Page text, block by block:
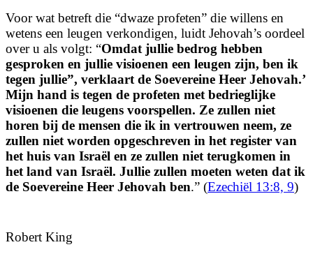
Voor wat betreft die “dwaze profeten” die willens en
wetens een leugen verkondigen, luidt Jehovah’s oordeel
over u als volgt: “Omdat jullie bedrog hebben
gesproken en jullie visioenen een leugen zijn, ben ik
tegen jullie”, verklaart de Soevereine Heer Jehovah.’
Mijn hand is tegen de profeten met bedrieglijke
visioenen die leugens voorspellen. Ze zullen niet
horen bij de mensen die ik in vertrouwen neem, ze
zullen niet worden opgeschreven in het register van
het huis van Israël en ze zullen niet terugkomen in
het land van Israël. Jullie zullen moeten weten dat ik
de Soevereine Heer Jehovah ben.” (Ezechiël 13:8, 9)
Robert King